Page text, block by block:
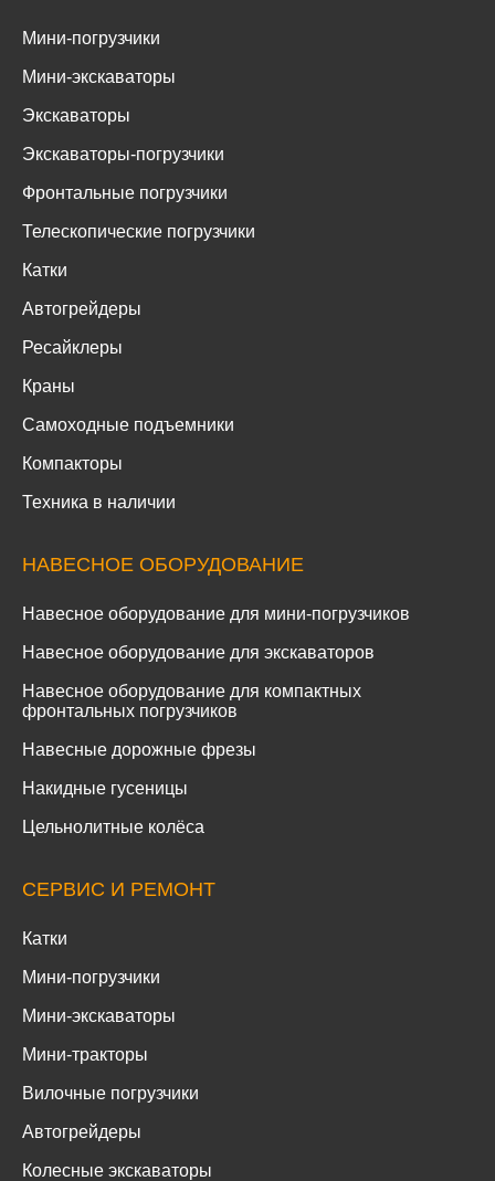
Мини-погрузчики
Мини-экскаваторы
Экскаваторы
Экскаваторы-погрузчики
Фронтальные погрузчики
Телескопические погрузчики
Катки
Автогрейдеры
Ресайклеры
Краны
Самоходные подъемники
Компакторы
Техника в наличии
НАВЕСНОЕ ОБОРУДОВАНИЕ
Навесное оборудование для мини-погрузчиков
Навесное оборудование для экскаваторов
Навесное оборудование для компактных
фронтальных погрузчиков
Навесные дорожные фрезы
Накидные гусеницы
Цельнолитные колёса
СЕРВИС И РЕМОНТ
Катки
Мини-погрузчики
Мини-экскаваторы
Мини-тракторы
Вилочные погрузчики
Автогрейдеры
Колесные экскаваторы